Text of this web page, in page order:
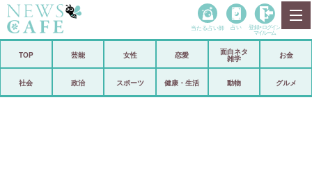
政治
当たる占い師 占い 登録• ログイン
マイルーム
TOP 芸能 女性 恋愛
面白ネタ
雑学
お金
社会 政治 スポーツ 健康・生活 動物 グルメ